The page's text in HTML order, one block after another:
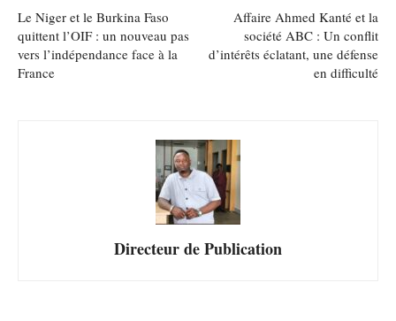
Le Niger et le Burkina Faso
quittent l’OIF : un nouveau pas
vers l’indépendance face à la
France
Affaire Ahmed Kanté et la
société ABC : Un conflit
d’intérêts éclatant, une défense
en difficulté
Directeur de Publication